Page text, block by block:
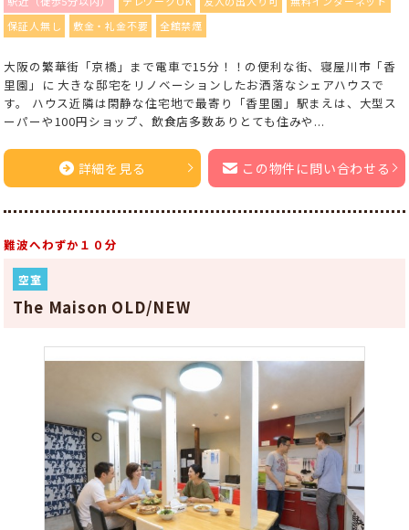
保証人無し
敷金・礼金不要 全館禁煙
大阪の繁華街「京橋」まで電車で15分！！の便利な街、寝屋川市「香
里園」に 大きな邸宅をリノベーションしたお洒落なシェアハウスで
す。 ハウス近隣は閑静な住宅地で最寄り「香里園」駅まえは、大型ス
ーパーや100円ショップ、飲食店多数ありとても住みや...
詳細を見る この物件に問い合わせる
難波へわずか１０分
空室
The Maison OLD/NEW